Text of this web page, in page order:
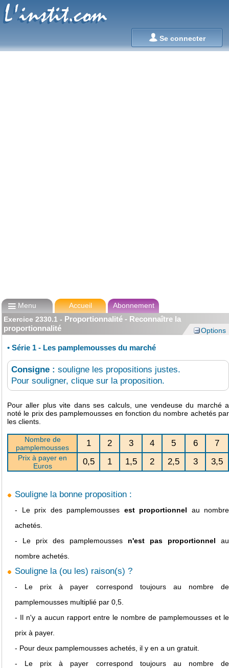
Se connecter
L'instit.com
L'instit.com
Menu Accueil
Abonnement
Exercice 2330.1 - Proportionnalité - Reconnaître la
proportionnalité
Options
• Série 1 - Les pamplemousses du marché
Consigne : souligne les propositions justes.
Pour souligner, clique sur la proposition.
Pour aller plus vite dans ses calculs, une vendeuse du marché a
noté le prix des pamplemousses en fonction du nombre achetés par
les clients.
Nombre de
pamplemousses
1 2 3 4 5 6 7
Prix à payer en
Euros
0,5 1 1,5 2 2,5 3 3,5
Souligne la bonne proposition :
- Le prix des pamplemousses est proportionnel au nombre
achetés.
- Le prix des pamplemousses n'est pas proportionnel au
nombre achetés.
Souligne la (ou les) raison(s) ?
- Le prix à payer correspond toujours au nombre de
pamplemousses multiplié par 0,5.
- Il n'y a aucun rapport entre le nombre de pamplemousses et le
prix à payer.
- Pour deux pamplemousses achetés, il y en a un gratuit.
- Le prix à payer correspond toujours au nombre de